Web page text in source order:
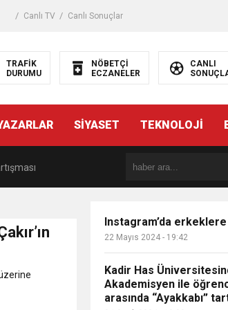
Canlı TV Canlı Sonuçlar
TRAFİK
DURUMU
NÖBETÇİ
ECZANELER
CANLI
SİYASET TEKNOLOJİ
Instagram’da
22 Mayıs 2024 - 19:42
Kadir Has
Akademisyen ile
arasında “Ayakkabı”